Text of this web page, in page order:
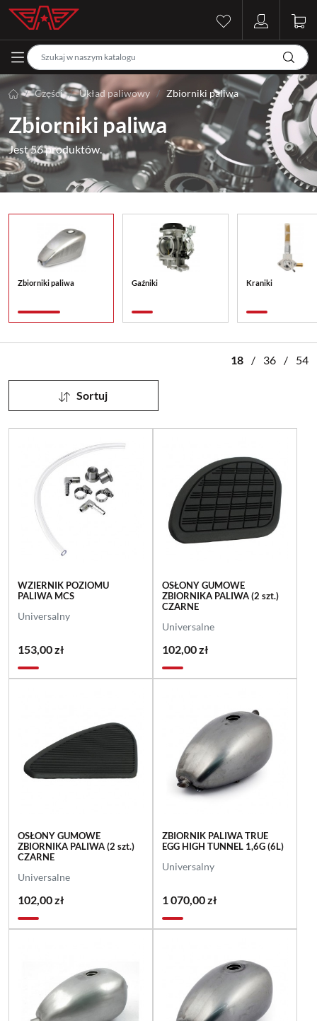
Części Układ paliwowy Zbiorniki paliwa
Zbiorniki paliwa
Jest 56 produktów.
Zbiorniki paliwa Gaźniki Kraniki
18 / 36 / 54
Sortuj
WZIERNIK POZIOMU
PALIWA MCS
Universalny
153,00 zł
OSŁONY GUMOWE
ZBIORNIKA PALIWA (2 szt.)
CZARNE
Universalne
102,00 zł
OSŁONY GUMOWE
ZBIORNIKA PALIWA (2 szt.)
CZARNE
Universalne
102,00 zł
ZBIORNIK PALIWA TRUE
EGG HIGH TUNNEL 1,6G (6L)
Universalny
1 070,00 zł